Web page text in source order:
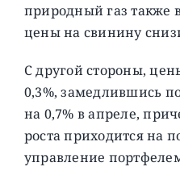
природный газ также
цены на свинину
С другой стороны,
0,3%, замедлившись
на 0,7% в апреле,
роста приходится на
управление